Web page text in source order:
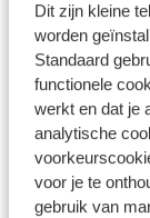
Dit zijn kleine
worden
Standaard
functionele
werkt en dat je
analytische
voor je te
gebruik van
Winkels: 50 m
Restaurant:
Ook